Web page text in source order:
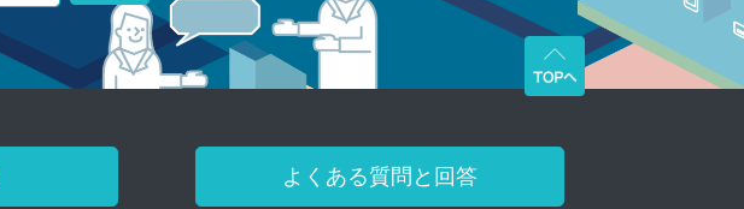
よくある質問と回答